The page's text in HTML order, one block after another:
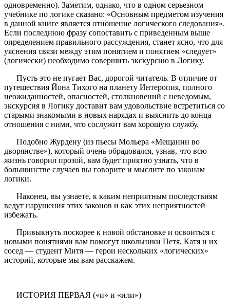
одновременно). Заметим, однако, что в одном серьезном
учебнике по логике сказано: «Основным предметом изучения
в данной книге является отношение логического следования».
Если последнюю фразу сопоставить с приведенным выше
определением правильного рассуждения, станет ясно, что для
уяснения связи между этим понятием и понятием «следует»
(логически) необходимо совершить экскурсию в Логику.
Пусть это не пугает Вас, дорогой читатель. В отличие от
путешествия Йона Тихого на планету Интеропия, полного
неожиданностей, опасностей, столкновений с неведомым,
экскурсия в Логику доставит вам удовольствие встретиться со
старыми знакомыми в новых нарядах и выяснить до конца
отношения с ними, что сослужит вам хорошую службу.
Подобно Журдену (из пьесы Мольера «Мещанин во
дворянстве»), который очень обрадовался, узнав, что всю
жизнь говорил прозой, вам будет приятно узнать, что в
большинстве случаев вы говорите и мыслите по законам
логики.
Наконец, вы узнаете, к каким неприятным последствиям
ведут нарушения этих законов и как этих неприятностей
избежать.
Привыкнуть поскорее к новой обстановке и освоиться с
новыми понятиями вам помогут школьники Петя, Катя и их
сосед — студент Митя — герои нескольких «логических»
историй, которые мы вам расскажем.
ИСТОРИЯ ПЕРВАЯ («и» и «или»)